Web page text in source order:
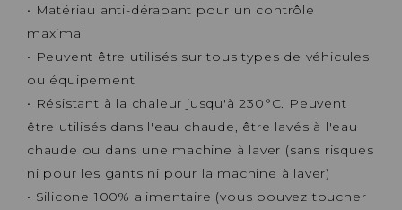
• Matériau anti-dérapant pour un contrôle
maximal
• Peuvent être utilisés sur tous types de véhicules
ou équipement
• Résistant à la chaleur jusqu'à 230°C. Peuvent
être utilisés dans l'eau chaude, être lavés à l'eau
chaude ou dans une machine à laver (sans risques
ni pour les gants ni pour la machine à laver)
• Silicone 100% alimentaire (vous pouvez toucher